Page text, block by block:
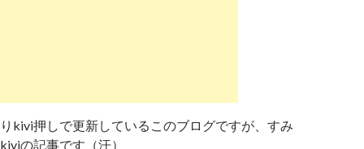
kivi押しで更新しているこのブログですが、すみ
の記事です（汗）